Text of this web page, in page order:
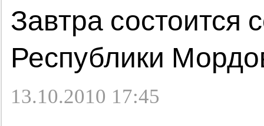
Завтра состоится
Республики
13.10.2010 17:45